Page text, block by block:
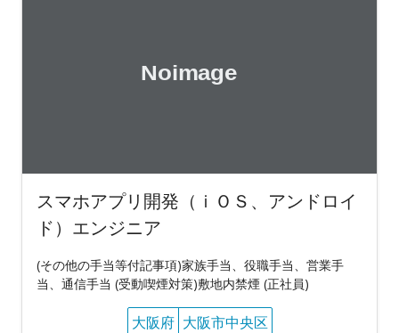
スマホアプリ開発（ｉＯＳ、アンドロイ
ド）エンジニア
(その他の手当等付記事項)家族手当、役職手当、営業手
当、通信手当 (受動喫煙対策)敷地内禁煙 (正社員)
大阪府 大阪市中央区